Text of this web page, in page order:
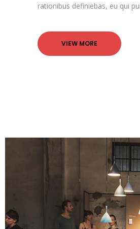
rationibus definiebas, eu qui
VIEW MORE